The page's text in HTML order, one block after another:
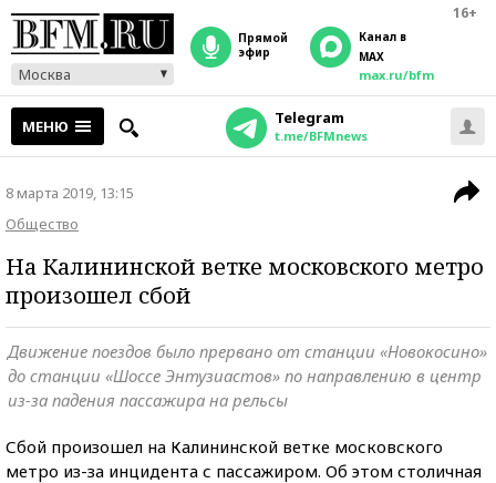
16+
Москва
прямой
эфир
Канал в
MAX
max.ru/bfm
МЕНЮ Telegram
t.me/BFMnews
8 марта 2019, 13:15
Общество
На Калининской ветке московского метро
произошел сбой
Движение поездов было прервано от станции «Новокосино»
до станции «Шоссе Энтузиастов» по направлению в центр
из-за падения пассажира на рельсы
Сбой произошел на Калининской ветке московского
метро из-за инцидента с пассажиром. Об этом столичная